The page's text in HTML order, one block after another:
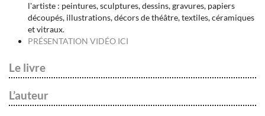
l'artiste : peintures, sculptures, dessins, gravures, papiers
découpés, illustrations, décors de théâtre, textiles, céramiques
et vitraux.
PRÉSENTATION VIDÉO ICI
Le livre
L’auteur